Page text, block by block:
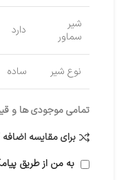
شیر
سماور
دارد
نوع شیر ساده
تمامی موجودی ها و
برای مقایسه اضافه
به من از طریق